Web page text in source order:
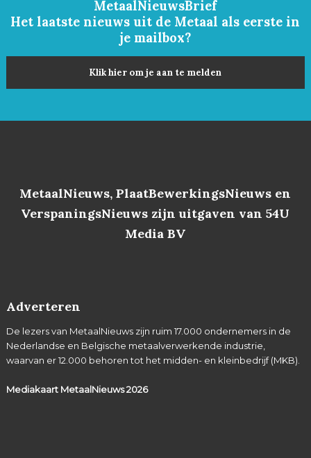
MetaalNieuwsBrief
Het laatste nieuws uit de Metaal als eerste in
je mailbox?
Klik hier om je aan te melden
MetaalNieuws, PlaatBewerkingsNieuws en
VerspaningsNieuws zijn uitgaven van 54U
Media BV
Adverteren
De lezers van MetaalNieuws zijn ruim 17.000 ondernemers in de
Nederlandse en Belgische metaalverwerkende industrie,
waarvan er 12.000 behoren tot het midden- en kleinbedrijf (MKB).
Mediakaart MetaalNieuws2026